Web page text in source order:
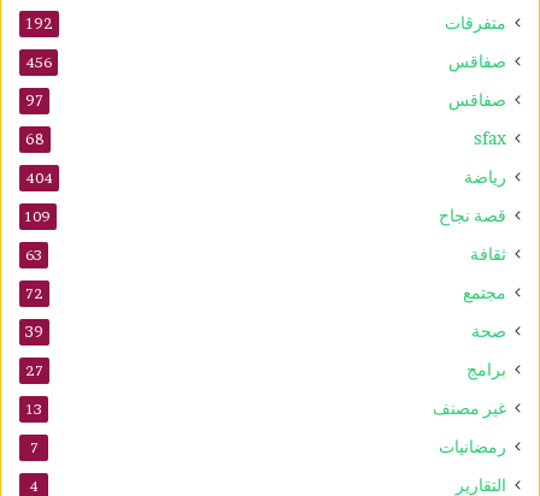
متفرقات 192
صفاقس 456
صفاقس 97
sfax
68
رياضة 404
قصة نجاح 109
ثقافة 63
مجتمع 72
صحة 39
برامج 27
غير مصنف 13
رمضانيات 7
التقارير 4